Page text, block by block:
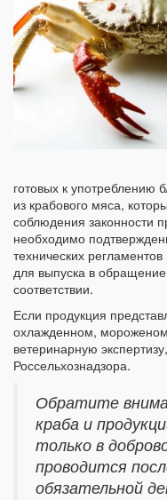
готовых к употреблению
из крабового мяса,
соблюдения законности
необходимо
технических
для выпуска в
соответствии.
Если продукция
охлажденном,
ветеринарную
Россельхознадзора.
Обратите
краба и
только в
проводится
обязательной